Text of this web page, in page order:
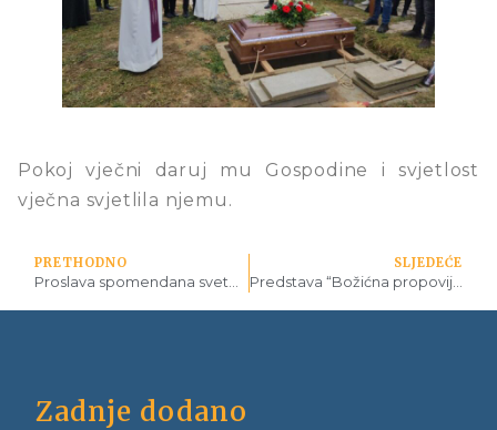
Pokoj vječni daruj mu Gospodine i svjetlost
vječna svjetlila njemu.
PRETHODNO SLJEDEĆE
Predstava “Božićna propovijed: Dragi Bog”
Zadnje dodano